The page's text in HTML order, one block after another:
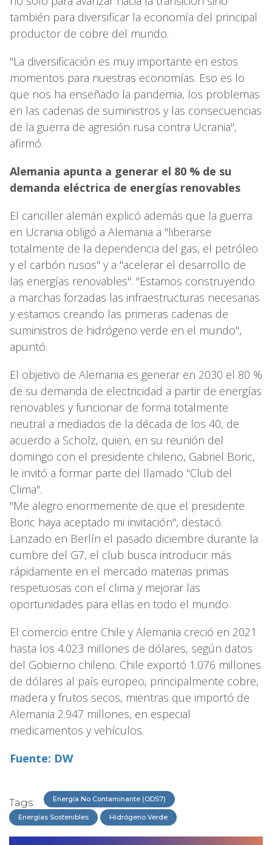
también para diversificar la economía del principal
productor de cobre del mundo.
"La diversificación es muy importante en estos
momentos para nuestras economías. Eso es lo
que nos ha enseñado la pandemia, los problemas
en las cadenas de suministros y las consecuencias
de la guerra de agresión rusa contra Ucrania",
afirmó.
Alemania apunta a generar el 80 % de su
demanda eléctrica de energías renovables
El canciller alemán explicó además que la guerra
en Ucrania obligó a Alemania a "liberarse
totalmente de la dependencia del gas, el petróleo
y el carbón rusos" y a "acelerar el desarrollo de
las energías renovables". "Estamos construyendo
a marchas forzadas las infraestructuras necesarias
y estamos creando las primeras cadenas de
suministros de hidrógeno verde en el mundo",
apuntó.
El objetivo de Alemania es generar en 2030 el 80 %
de su demanda de electricidad a partir de energías
renovables y funcionar de forma totalmente
neutral a mediados de la década de los 40, de
acuerdo a Scholz, quien, en su reunión del
domingo con el presidente chileno, Gabriel Boric,
le invitó a formar parte del llamado "Club del
Clima".
"Me alegro enormemente de que el presidente
Boric haya aceptado mi invitación", destacó.
Lanzado en Berlín el pasado diciembre durante la
cumbre del G7, el club busca introducir más
rápidamente en el mercado materias primas
respetuosas con el clima y mejorar las
oportunidades para ellas en todo el mundo.
El comercio entre Chile y Alemania creció en 2021
hasta los 4.023 millones de dólares, según datos
del Gobierno chileno. Chile exportó 1.076 millones
de dólares al país europeo, principalmente cobre,
madera y frutos secos, mientras que importó de
Alemania 2.947 millones, en especial
medicamentos y vehículos.
Fuente: DW
Tags: Energía No Contaminante (ODS7)
Energías Sostenibles Hidrógeno Verde